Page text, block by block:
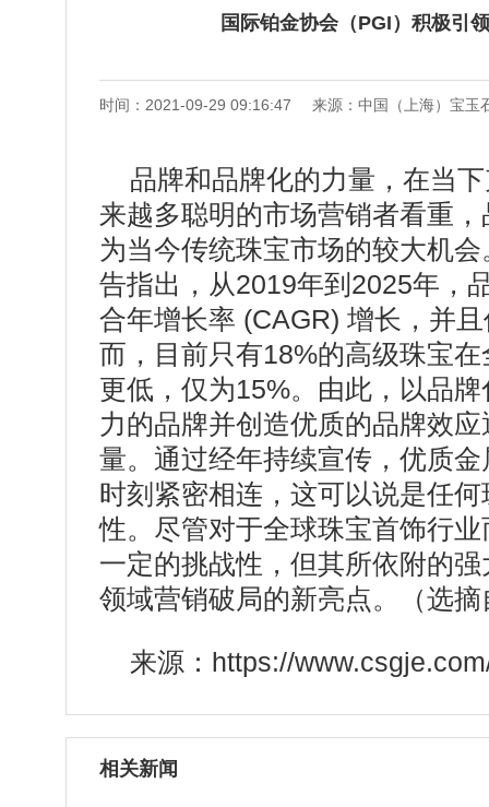
国际铂金协会（PGI）积极引
时间：2021-09-29 09:16:47 来源：中国（上海）宝玉
品牌和品牌化的力量，在当
来越多聪明的市场营销者看重
为当今传统珠宝市场的较大机
告指出，从2019年到2025年，
合年增长率 (CAGR) 增长，并
而，目前只有18%的高级珠宝
更低，仅为15%。由此，以品
力的品牌并创造优质的品牌效
量。通过经年持续宣传，优质
时刻紧密相连，这可以说是任
性。尽管对于全球珠宝首饰行
一定的挑战性，但其所依附的
领域营销破局的新亮点。（选
来源：https://
相关新闻